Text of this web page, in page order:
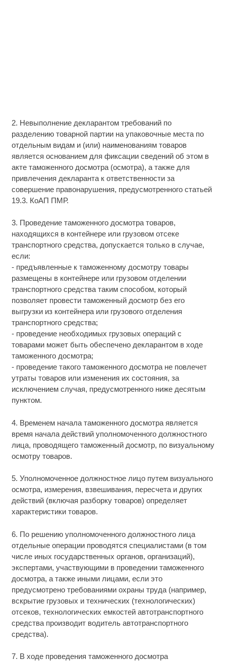
2. Невыполнение декларантом требований по
разделению товарной партии на упаковочные места по
отдельным видам и (или) наименованиям товаров
является основанием для фиксации сведений об этом в
акте таможенного досмотра (осмотра), а также для
привлечения декларанта к ответственности за
совершение правонарушения, предусмотренного статьей
19.3. КоАП ПМР.
3. Проведение таможенного досмотра товаров,
находящихся в контейнере или грузовом отсеке
транспортного средства, допускается только в случае,
если:
- предъявленные к таможенному досмотру товары
размещены в контейнере или грузовом отделении
транспортного средства таким способом, который
позволяет провести таможенный досмотр без его
выгрузки из контейнера или грузового отделения
транспортного средства;
- проведение необходимых грузовых операций с
товарами может быть обеспечено декларантом в ходе
таможенного досмотра;
- проведение такого таможенного досмотра не повлечет
утраты товаров или изменения их состояния, за
исключением случая, предусмотренного ниже десятым
пунктом.
4. Временем начала таможенного досмотра является
время начала действий уполномоченного должностного
лица, проводящего таможенный досмотр, по визуальному
осмотру товаров.
5. Уполномоченное должностное лицо путем визуального
осмотра, измерения, взвешивания, пересчета и других
действий (включая разборку товаров) определяет
характеристики товаров.
6. По решению уполномоченного должностного лица
отдельные операции проводятся специалистами (в том
числе иных государственных органов, организаций),
экспертами, участвующими в проведении таможенного
досмотра, а также иными лицами, если это
предусмотрено требованиями охраны труда (например,
вскрытие грузовых и технических (технологических)
отсеков, технологических емкостей автотранспортного
средства производит водитель автотранспортного
средства).
7. В ходе проведения таможенного досмотра